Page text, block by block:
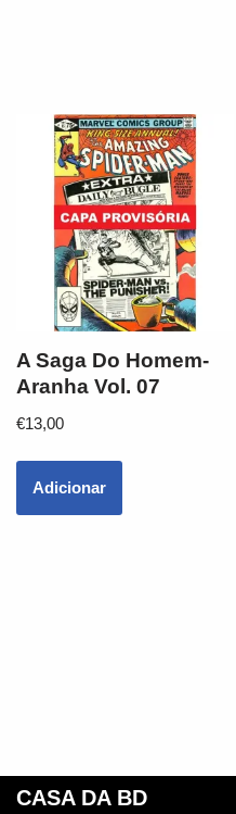
A Saga Do Homem-
Aranha Vol. 07
€13,00
Adicionar
CASA DA BD